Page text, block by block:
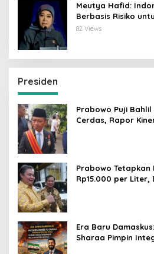
Meutya Hafid:
Berbasis Risiko
Dunia Digital
82 Views
Presiden
Prabowo Puji
Cerdas, Rapor
Prabowo Tetapkan
Rp15.000 per
Era Baru
Sharaa Pimpin